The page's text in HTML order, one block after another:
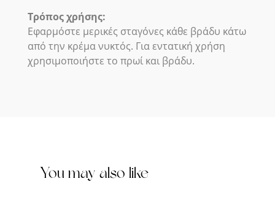
Τρόπος χρήσης:
Εφαρμόστε μερικές σταγόνες κάθε βράδυ κάτω
από την κρέμα νυκτός. Για εντατική χρήση
χρησιμοποιήστε το πρωί και βράδυ.
You may also like